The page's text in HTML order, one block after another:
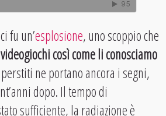
fu un’esplosione, uno scoppio che
così come li conosciamo
ne portano ancora i segni,
dopo. Il tempo di
sufficiente, la radiazione è